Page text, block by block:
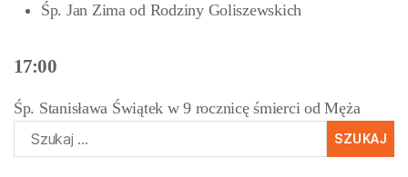
Śp. Jan Zima od Rodziny Goliszewskich
17:00
Śp. Stanisława Świątek w 9 rocznicę śmierci od Męża
Szukaj: